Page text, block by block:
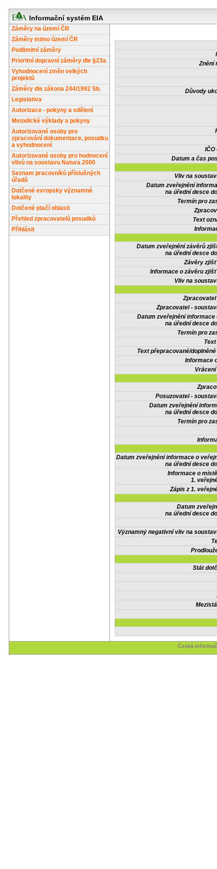
Informační systém EIA
Záměry na území ČR
Záměry mimo území ČR
Podlimitní záměry
Prioritní dopravní záměry dle §23a
Vyhodnocení změn velkých
projektů
Záměry dle zákona 244/1992 Sb.
Legislativa
Autorizace - pokyny a sdělení
Metodické výklady a pokyny
Autorizované osoby pro
zpracování dokumentace, posudku
a vyhodnocení
Autorizované osoby pro hodnocení
vlivů na soustavu Natura 2000
Seznam pracovníků příslušných
úřadů
Dotčené evropsky významné
lokality
Dotčené ptačí oblasti
Přehled zpracovatelů posudků
Přihlásit
Znění
Důvody
IČO
Datum a čas
Vliv na
Datum zveřejnění
na úřední desce
Termín pro
Text
Datum zveřejnění závěrů
na úřední desce
Závěry
Informace o závěru
Vliv na
Zpracovatel -
Datum zveřejnění informace
na úřední desce
Termín pro
Text přepracované/
Informace
Posuzovatel -
Datum zveřejnění
na úřední desce
Termín pro
Datum zveřejnění informace o
na úřední desce
Informace o
1.
Zápis z 1.
Datum
na úřední desce
Významný negativní vliv na
Stát
Česká